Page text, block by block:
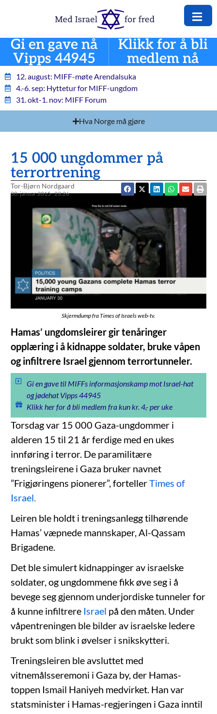
Gi en gave nå
Vipps 44945
Klikk for å bli
medlem nå
12. august: MIFF-møte Arendalsuka
4.-6. sep: Hyttetur for MIFF-ungdom
31. okt-1. nov: MIFF Forum
Hva Norge må gjøre
15 000 ungdommer på
terrortrening
Tor-Bjørn Nordgaard
30. januar 2015 23:26
Skjermdump fra Times of Israels web-tv.
Hamas’ ungdomsleirer gir tenåringer
opplæring i å kidnappe soldater, bruke våpen
og infiltrere Israel gjennom terrortunneler.
Gi en gave til MIFFs informasjonskamp mot Israel-hat
og jødehat Vipps 44945
Klikk her for å bli medlem fra kun kr. 4,- per uke
Torsdag var 15 000 Gaza-ungdommer i
alderen 15 til 21 år ferdige med en ukes
innføring i terror. De paramilitære
treningsleirene i Gaza bruker navnet
”Frigjøringens pionerer”, fortellerTimes of
Israel.
Leiren ble holdt i treningsanlegg tilhørende
Hamas’ væpnede mannskaper, Al-Qassam
Brigadene.
Det ble simulert kidnappinger av israelske
soldater, og ungdommene fikk øve seg i å
bevege seg gjennom underjordiske tunneler for
å kunne infiltrere Israel på den måten. Under
våpentreningen ble bilder av israelske ledere
brukt som blink i øvelser i snikskytteri.
Treningsleiren ble avsluttet med
vitnemålsseremoni i Gaza by, der Hamas-
toppen Ismail Haniyeh medvirket. Han var
statsminister i Hamas-regjeringen i Gaza inntil